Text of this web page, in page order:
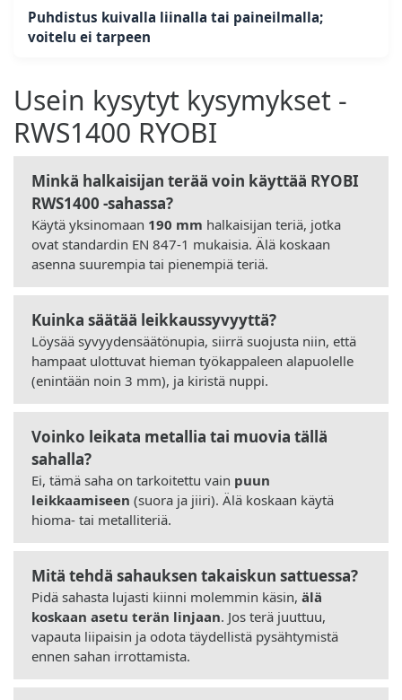
Puhdistus kuivalla liinalla tai paineilmalla;
voitelu ei tarpeen
Usein kysytyt kysymykset -
RWS1400 RYOBI
Minkä halkaisijan terää voin käyttää RYOBI
RWS1400 -sahassa?
Käytä yksinomaan 190 mm halkaisijan teriä, jotka
ovat standardin EN 847-1 mukaisia. Älä koskaan
asenna suurempia tai pienempiä teriä.
Kuinka säätää leikkaussyvyyttä?
Löysää syvyydensäätönupia, siirrä suojusta niin, että
hampaat ulottuvat hieman työkappaleen alapuolelle
(enintään noin 3 mm), ja kiristä nuppi.
Voinko leikata metallia tai muovia tällä
sahalla?
Ei, tämä saha on tarkoitettu vain puun
leikkaamiseen (suora ja jiiri). Älä koskaan käytä
hioma- tai metalliteriä.
Mitä tehdä sahauksen takaiskun sattuessa?
Pidä sahasta lujasti kiinni molemmin käsin, älä
koskaan asetu terän linjaan. Jos terä juuttuu,
vapauta liipaisin ja odota täydellistä pysähtymistä
ennen sahan irrottamista.